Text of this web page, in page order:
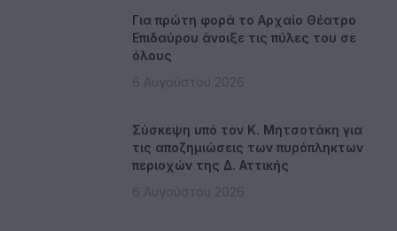
Για πρώτη φορά το Αρχαίο Θέατρο
Επιδαύρου άνοιξε τις πύλες του σε
όλους
6 Αυγούστου 2026
Σύσκεψη υπό τον Κ. Μητσοτάκη για
τις αποζημιώσεις των πυρόπληκτων
περιοχών της Δ. Αττικής
6 Αυγούστου 2026